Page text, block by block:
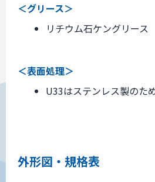
＜グリース＞
リチウム石ケングリース
＜表面処理＞
U33はステンレス製のた
外形図・規格表